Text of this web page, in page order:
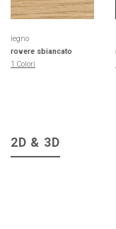
legno
rovere sbiancato
1 Colori
2D & 3D